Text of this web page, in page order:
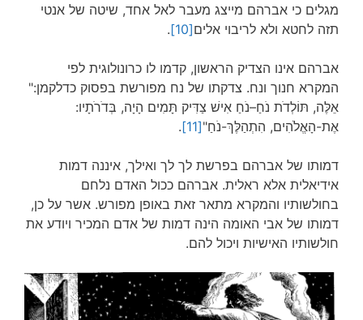
מגלים כי אברהם מייצג מעבר לאל אחד, שיטה של אנטי
תזה לחטא ולא לריבוי אלים[10]
.
אברהם אינו הצדיק הראשון, קדמו לו כרונולוגית לפי
המקרא חנוך ונח. צדקתו של נח מפורשת בפסוק כדלקמן:"
אֵלֶּה, תּוֹלְדֹת נֹחַ–נֹחַ אִישׁ צַדִּיק תָּמִים הָיָה, בְּדֹרֹתָיו:
אֶת-הָאֱלֹהִים, הִתְהַלֶּךְ-נֹחַ"[11]
.
דמותו של אברהם בפרשת לך לך ואילך, איננה דמות
אידיאלית אלא ראלית. אברהם ככול האדם נלחם
בחולשותיו והמקרא מתאר זאת באופן מפורש. אשר על כן,
דמותו של אבי האומה הינה דמות של אדם המכיר ויודע את
חולשותיו האישיות ויכול להם.